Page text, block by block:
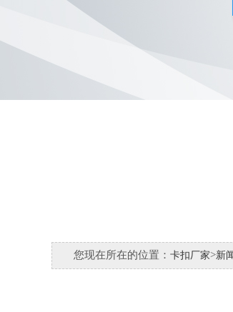
您现在所在的位置： 卡扣厂家>新